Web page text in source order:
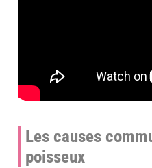
Les causes
poisseux